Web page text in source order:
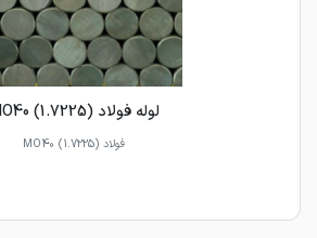
لوله فولاد MO40 (1.7225)
فولاد MO40 (1.7225)